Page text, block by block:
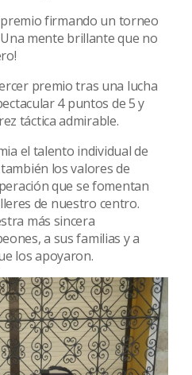
firmando un torneo
mente brillante que no
premio tras una lucha
4 puntos de 5 y
táctica admirable.
el talento individual de
los valores de
que se fomentan
de nuestro centro.
más sincera
a sus familias y a
los apoyaron.